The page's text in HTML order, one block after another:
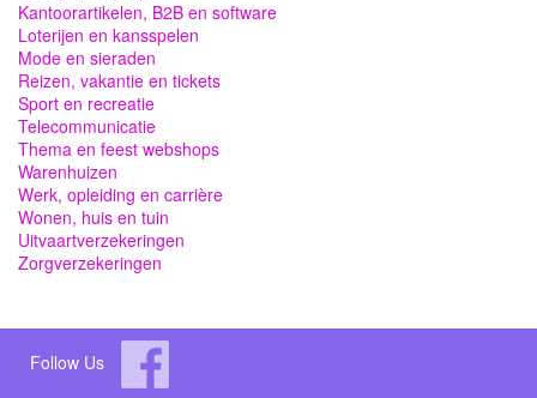
Kantoorartikelen, B2B en software
Loterijen en kansspelen
Mode en sieraden
Reizen, vakantie en tickets
Sport en recreatie
Telecommunicatie
Thema en feest webshops
Warenhuizen
Werk, opleiding en carrière
Wonen, huis en tuin
Uitvaartverzekeringen
Zorgverzekeringen
Follow Us